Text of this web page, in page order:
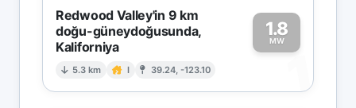
Redwood Valley'in 9 km
doğu-güneydoğusunda,
Kaliforniya
5.3 km I 39.24, -123.10
1.8
MW
1